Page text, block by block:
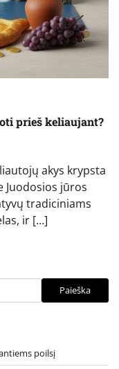
prieš keliaujant?
akys krypsta
Juodosios jūros
tradiciniams
ir […]
Paieška
poilsį